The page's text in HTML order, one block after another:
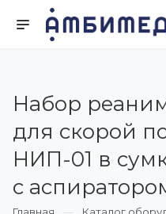
Набор
для скорой
НИП-01 в
с